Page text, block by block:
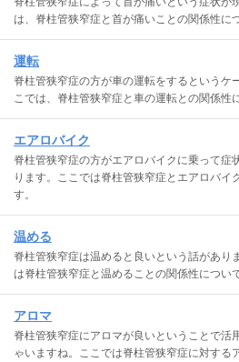
は、脊柱管狭窄症と首が痛いことの関係性に
運転
脊柱管狭窄症の方が車の運転をするというケ
こでは、脊柱管狭窄症と車の運転との関係性
エアロバイク
脊柱管狭窄症の方がエアロバイクに乗って症
ります。ここでは脊柱管狭窄症とエアロバイ
す。
温める
脊柱管狭窄症は温めると良いという話があり
は脊柱管狭窄症と温めることの関係性につい
アロマ
脊柱管狭窄症にアロマが良いということで活
ゃいますね。ここでは脊柱管狭窄症に対する